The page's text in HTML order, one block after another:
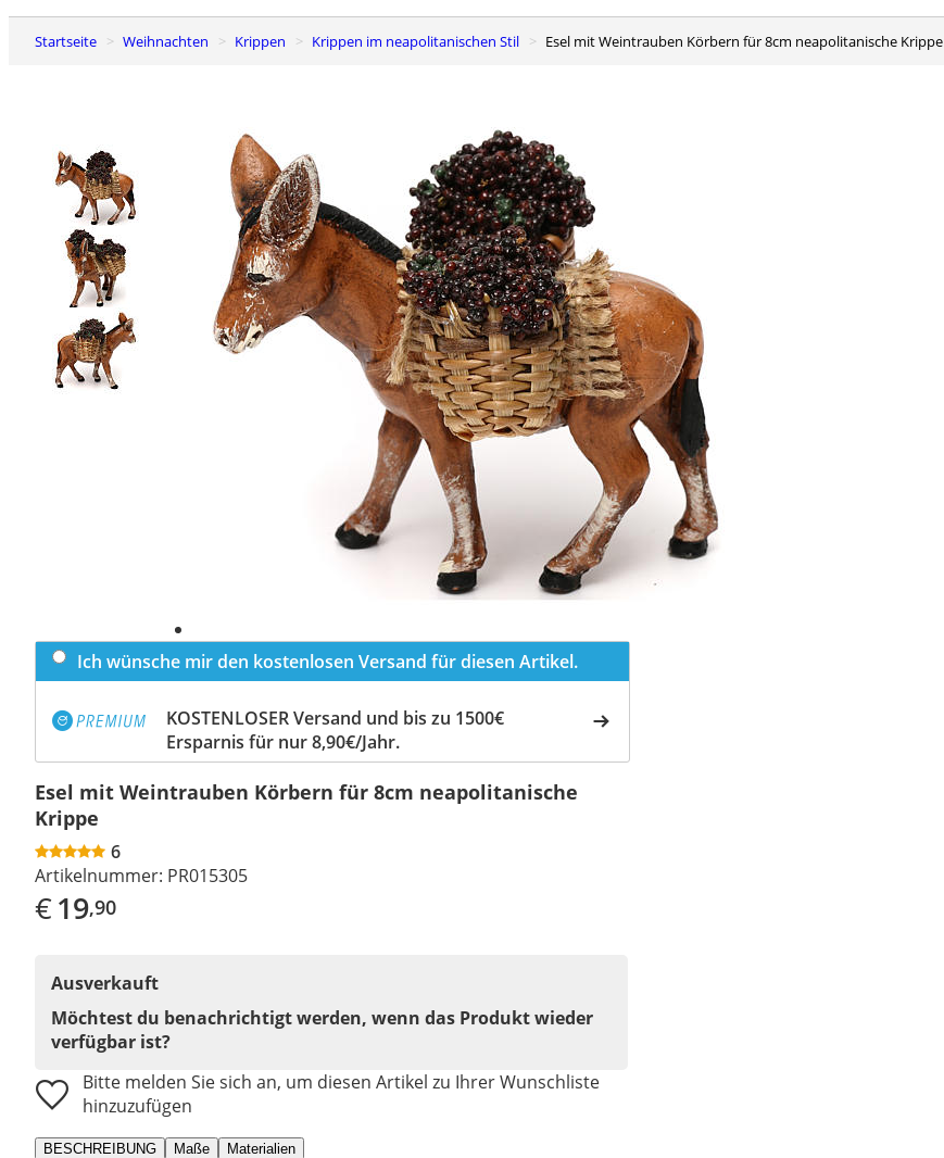
Startseite Weihnachten Krippen Krippen im neapolitanischen Stil Esel mit Weintrauben Körbern für 8cm neapolitanische Krippe
Ich wünsche mir den kostenlosen Versand für diesen Artikel.
KOSTENLOSER Versand und bis zu 1500€
Ersparnis für nur 8,90€/Jahr.
Esel mit Weintrauben Körbern für 8cm neapolitanische
Krippe
6
Artikelnummer: PR015305
€19,90
Ausverkauft
Möchtest du benachrichtigt werden, wenn das Produkt wieder
verfügbar ist?
Bitte melden Sie sich an, um diesen Artikel zu Ihrer Wunschliste
hinzuzufügen
BESCHREIBUNG Maße Materialien